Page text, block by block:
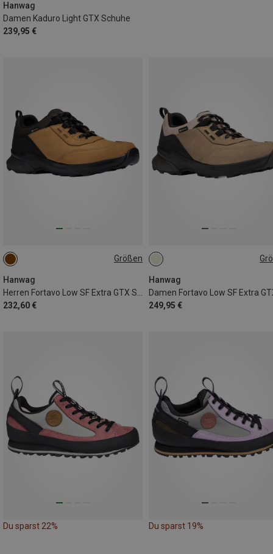
Hanwag
Damen Kaduro Light GTX Schuhe
239,95 €
Größen
Hanwag
232,60 €
Hanwag
249,95 €
Du sparst 22% Du sparst 19%